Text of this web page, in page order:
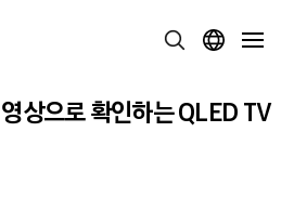
상으로 확인하는 QLED TV